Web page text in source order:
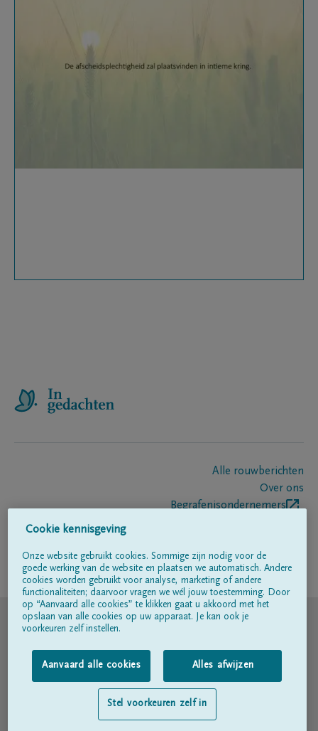
Alle rouwberichten
Over ons
Begrafenisondernemers
Volg ons op
© DELA
Gebruiksvoorwaarden
Privacyverklaring
Toegankelijkheidsverklaring
Cookie kennisgeving
Onze website gebruikt cookies. Sommige zijn nodig voor de
goede werking van de website en plaatsen we automatisch. Andere
cookies worden gebruikt voor analyse, marketing of andere
functionaliteiten; daarvoor vragen we wél jouw toestemming. Door
op “Aanvaard alle cookies” te klikken gaat u akkoord met het
opslaan van alle cookies op uw apparaat. Je kan ook je
voorkeuren zelf instellen.
Aanvaard alle cookies Alles afwijzen
Stel voorkeuren zelf in